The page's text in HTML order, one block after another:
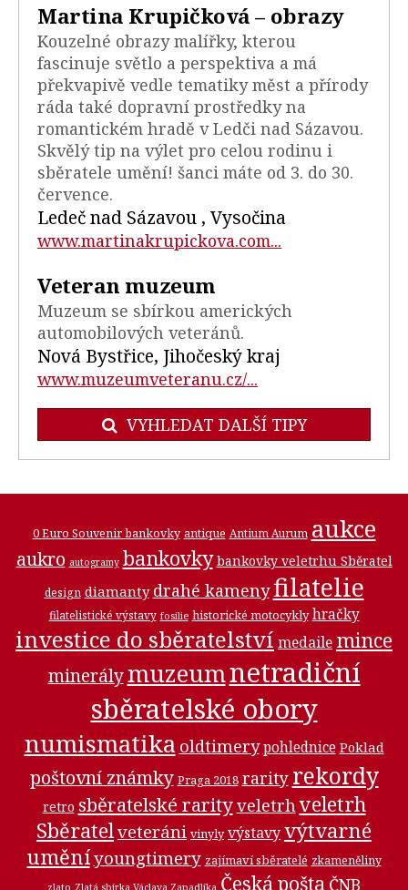
Martina Krupičková – obrazy
Kouzelné obrazy malířky, kterou
fascinuje světlo a perspektiva a má
překvapivě vedle tematiky měst a přírody
ráda také dopravní prostředky na
romantickém hradě v Ledči nad Sázavou.
Skvělý tip na výlet pro celou rodinu i
sběratele umění! šanci máte od 3. do 30.
července.
Ledeč nad Sázavou , Vysočina
www.martinakrupickova.com...
Veteran muzeum
Muzeum se sbírkou amerických
automobilových veteránů.
Nová Bystřice, Jihočeský kraj
www.muzeumveteranu.cz/...
VYHLEDAT DALŠÍ TIPY
0 Euro Souvenir bankovky antique Antium Aurum aukce
aukro autogramy bankovky bankovky veletrhu Sběratel
design diamanty drahé kamenyfilatelie
filatelistické výstavy fosilie historické motocykly hračky
investice do sběratelství medaile mince
minerálymuzeumnetradiční
sběratelské obory
numismatika oldtimery pohlednice Poklad
poštovní známky Praga 2018 rarity rekordy
retro sběratelské rarityveletrhveletrh
Sběratelveteráni vinyly výstavyvýtvarné
uměníyoungtimery zajímaví sběratelé zkameněliny
Česká pošta ČNB